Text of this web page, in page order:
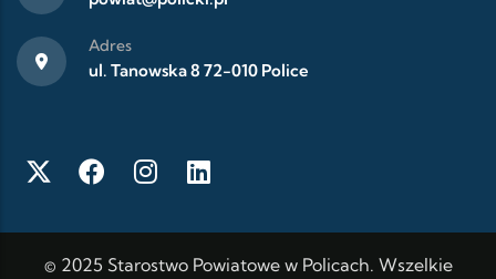
Adres
ul. Tanowska 8 72-010 Police
© 2025 Starostwo Powiatowe w Policach. Wszelkie